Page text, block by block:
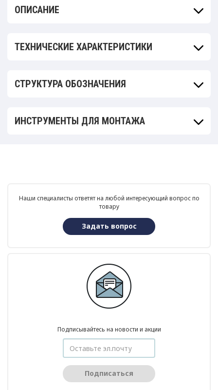
ОПИСАНИЕ
ТЕХНИЧЕСКИЕ ХАРАКТЕРИСТИКИ
СТРУКТУРА ОБОЗНАЧЕНИЯ
ИНСТРУМЕНТЫ ДЛЯ МОНТАЖА
Наши специалисты ответят на любой интересующий вопрос по
товару
Задать вопрос
Подписывайтесь на новости и акции
Подписаться